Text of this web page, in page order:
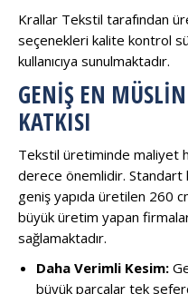
Krallar Tekstil tarafından
seçenekleri kalite kontrol
kullanıcıya sunulmaktadır.
GENIŞ EN
KATKISI
Tekstil üretiminde maliyet
derece önemlidir. Standart
geniş yapıda üretilen 260
büyük üretim yapan
sağlamaktadır.
Daha Verimli Kesim:
büyük parçalar tek